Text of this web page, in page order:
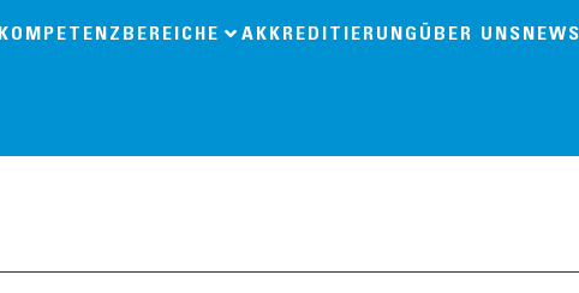
KOMPETENZBEREICHE AKKREDITIERUNG ÜBER UNS NEWS